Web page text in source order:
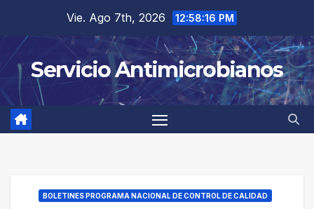
contenido
Vie. Ago 7th, 2026 12:58:16 PM
Servicio Antimicrobianos
BOLETINES PROGRAMA NACIONAL DE CONTROL DE CALIDAD